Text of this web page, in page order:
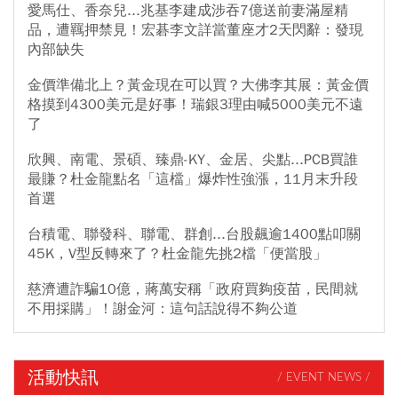
愛馬仕、香奈兒...兆基李建成涉吞7億送前妻滿屋精
品，遭羈押禁見！宏碁李文詳當董座才2天閃辭：發現
內部缺失
金價準備北上？黃金現在可以買？大佛李其展：黃金價
格摸到4300美元是好事！瑞銀3理由喊5000美元不遠
了
欣興、南電、景碩、臻鼎-KY、金居、尖點...PCB買誰
最賺？杜金龍點名「這檔」爆炸性強漲，11月末升段
首選
台積電、聯發科、聯電、群創...台股飆逾1400點叩關
45K，V型反轉來了？杜金龍先挑2檔「便當股」
慈濟遭詐騙10億，蔣萬安稱「政府買夠疫苗，民間就
不用採購」！謝金河：這句話說得不夠公道
活動快訊 / EVENT NEWS /